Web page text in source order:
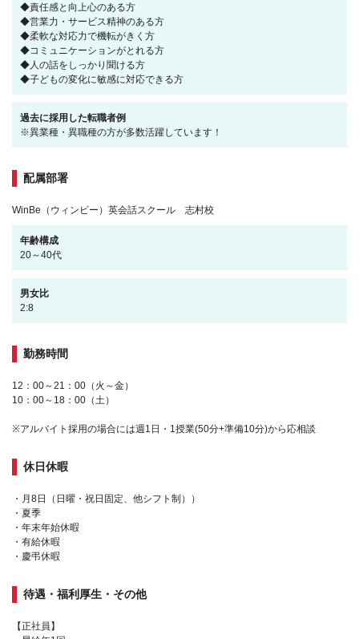
◆責任感と向上心のある方
◆営業力・サービス精神のある方
◆柔軟な対応力で機転がきく方
◆コミュニケーションがとれる方
◆人の話をしっかり聞ける方
◆子どもの変化に敏感に対応できる方
過去に採用した転職者例
※異業種・異職種の方が多数活躍しています！
配属部署
WinBe（ウィンビー）英会話スクール 志村校
年齢構成
20～40代
男女比
2:8
勤務時間
12：00～21：00（火～金）
10：00～18：00（土）
※アルバイト採用の場合には週1日・1授業(50分+準備10分)から応相談
休日休暇
・月8日（日曜・祝日固定、他シフト制））
・夏季
・年末年始休暇
・有給休暇
・慶弔休暇
待遇・福利厚生・その他
【正社員】